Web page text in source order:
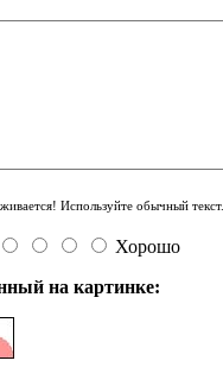
Используйте обычный текст.
Хорошо
на картинке: